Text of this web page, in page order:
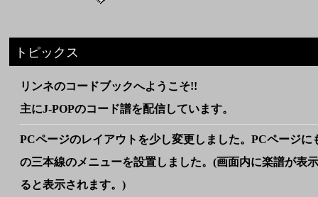
トピックス
リンネのコードブックへようこそ!!
主にJ-POPのコード譜を配信しています。
PCページのレイアウトを少し変更しました。PCページに
の三本線のメニューを設置しました。(画面内に楽譜が表
ると表示されます。)